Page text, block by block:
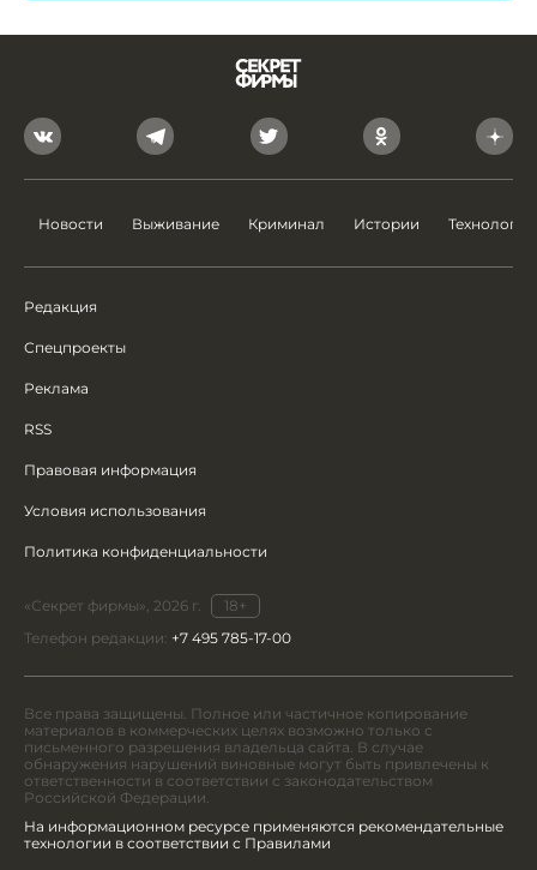
Новости Выживание Криминал Истории Технологии
Редакция
Спецпроекты
Реклама
RSS
Правовая информация
Условия использования
Политика конфиденциальности
«Секрет фирмы», 2026 г.
18+
Телефон редакции: +7 495 785-17-00
Все права защищены. Полное или частичное копирование
материалов в коммерческих целях возможно только с
письменного разрешения владельца сайта. В случае
обнаружения нарушений виновные могут быть привлечены к
ответственности в соответствии с законодательством
Российской Федерации.
На информационном ресурсе применяются рекомендательные
технологии в соответствии с Правилами